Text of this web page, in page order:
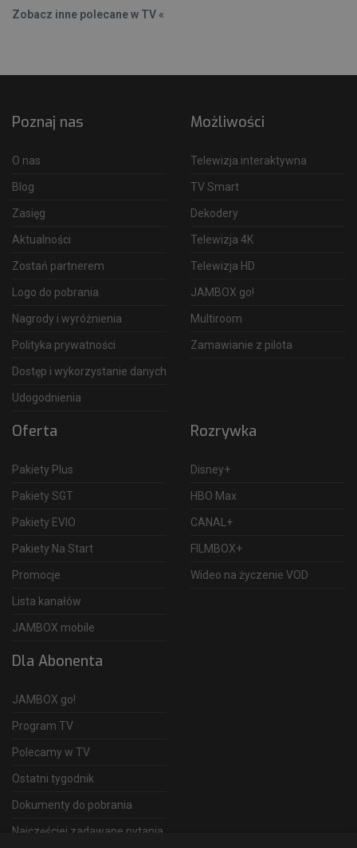
Zobacz inne polecane w TV «
Poznaj nas
O nas
Blog
Zasięg
Aktualności
Zostań partnerem
Logo do pobrania
Nagrody i wyróżnienia
Polityka prywatności
Dostęp i wykorzystanie danych
Udogodnienia
Możliwości
Telewizja interaktywna
TV Smart
Dekodery
Telewizja 4K
Telewizja HD
JAMBOX go!
Multiroom
Zamawianie z pilota
Oferta
Pakiety Plus
Pakiety SGT
Pakiety EVIO
Pakiety Na Start
Promocje
Lista kanałów
JAMBOX mobile
Rozrywka
Disney+
HBO Max
CANAL+
FILMBOX+
Wideo na życzenie VOD
Dla Abonenta
JAMBOX go!
Program TV
Polecamy w TV
Ostatni tygodnik
Dokumenty do pobrania
Najczęściej zadawane pytania